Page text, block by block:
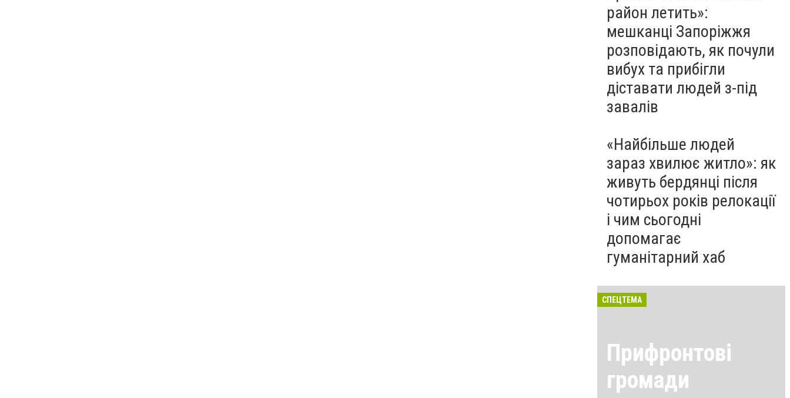
район летить»:
мешканці Запоріжжя
розповідають, як почули
вибух та прибігли
діставати людей з-під
завалів
«Найбільше людей
зараз хвилює житло»: як
живуть бердянці після
чотирьох років релокації
і чим сьогодні
допомагає
гуманітарний хаб
СПЕЦТЕМА
Прифронтові
громади